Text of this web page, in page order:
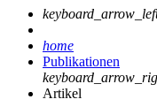
home
Publikationen
Artikel